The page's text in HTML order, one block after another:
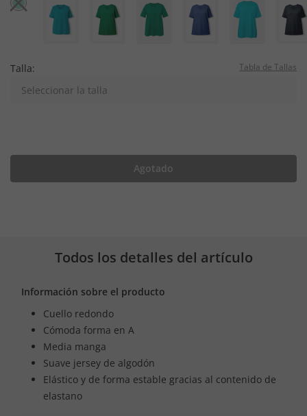
Talla: Tabla de Tallas
Seleccionar la talla
Agotado
Todos los detalles del artículo
Información sobre el producto
Cuello redondo
Cómoda forma en A
Media manga
Suave jersey de algodón
Elástico y de forma estable gracias al contenido de
elastano